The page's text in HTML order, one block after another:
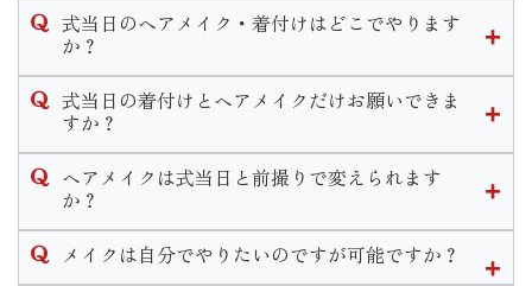
詳しい時期や料金は店舗までお問い合わせください。
ご着用の２ヶ月程度前にはご来店くださいませ。
式当日のヘアメイク・着付けはどこでやります
か？
式当日のお仕度は、いせやきもの館で行います。
お仕度時間のご予約はご成約時に決定いたします。
支度をします。ヘアメイク・着付け全てのお支度が１箇所で
行えますのでご安心くださいませ。
式当日の着付けとヘアメイクだけお願いできま
すか？
式当日のお支度予約は当店で購入やレンタル、ママ振リメイ
クのご成約を頂いたお客様へのサービスとなっております。
承くださいませ。
ヘアメイクは式当日と前撮りで変えられます
か？
変えられます。
式当日と前撮りと個々に打ち合わせやカウンセリングを行い
メイクは自分でやりたいのですが可能ですか？